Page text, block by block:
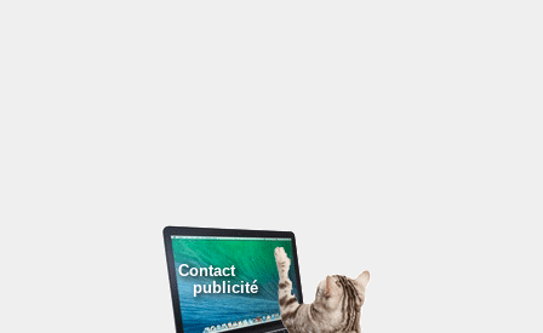
Contact
publicité